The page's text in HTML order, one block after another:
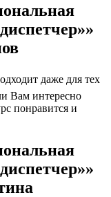
даже для тех
Вам интересно
понравится и